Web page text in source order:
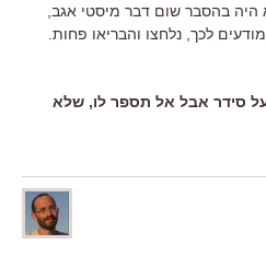
היה בהסבר שום דבר מיסטי אגב,
לכך, נלחצו והבריאו פחות.
סידר אבל אל תספר לו, שלא